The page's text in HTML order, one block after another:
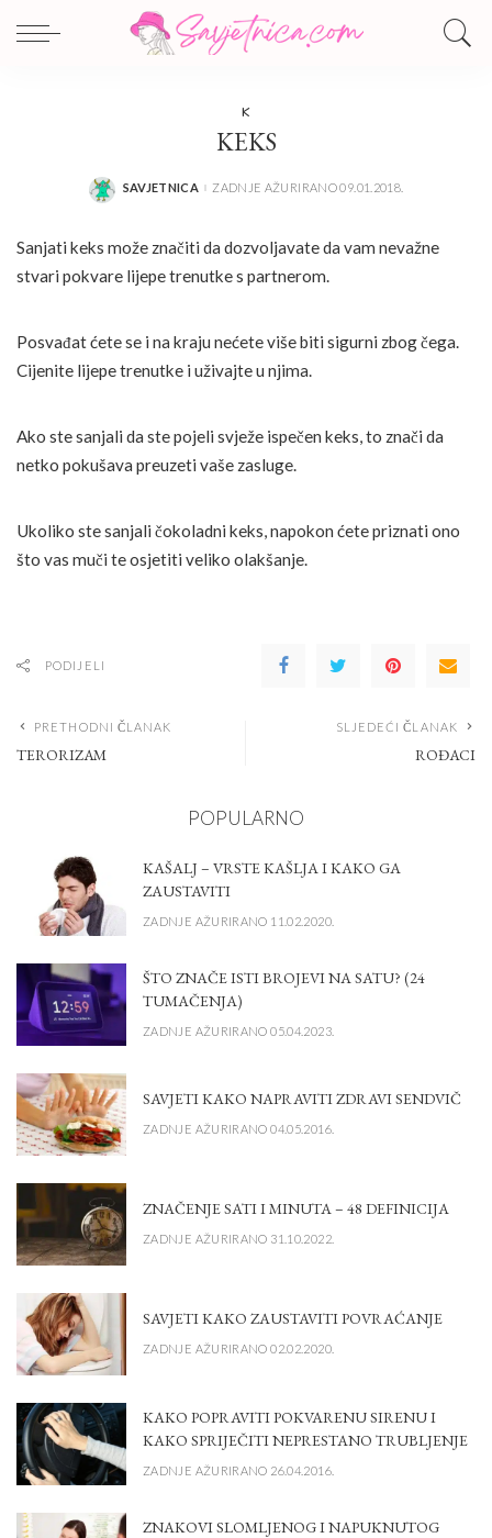
K
KEKS
POSTED
SAVJETNICA ZADNJE AŽURIRANO 09.01.2018.
Sanjati keks može značiti da dozvoljavate da vam nevažne
stvari pokvare lijepe trenutke s partnerom.
Posvađat ćete se i na kraju nećete više biti sigurni zbog čega.
Cijenite lijepe trenutke i uživajte u njima.
Ako ste sanjali da ste pojeli svježe ispečen keks, to znači da
netko pokušava preuzeti vaše zasluge.
Ukoliko ste sanjali čokoladni keks, napokon ćete priznati ono
što vas muči te osjetiti veliko olakšanje.
PODIJELI
PRETHODNI ČLANAK
TERORIZAM
SLJEDEĆI ČLANAK
ROĐACI
POPULARNO
KAŠALJ – VRSTE KAŠLJA I KAKO GA
ZAUSTAVITI
ZADNJE AŽURIRANO 11.02.2020.
ŠTO ZNAČE ISTI BROJEVI NA SATU? (24
TUMAČENJA)
ZADNJE AŽURIRANO 05.04.2023.
SAVJETI KAKO NAPRAVITI ZDRAVI SENDVIČ
ZADNJE AŽURIRANO 04.05.2016.
ZNAČENJE SATI I MINUTA – 48 DEFINICIJA
ZADNJE AŽURIRANO 31.10.2022.
SAVJETI KAKO ZAUSTAVITI POVRAĆANJE
ZADNJE AŽURIRANO 02.02.2020.
KAKO POPRAVITI POKVARENU SIRENU I
KAKO SPRIJEČITI NEPRESTANO TRUBLJENJE
ZADNJE AŽURIRANO 26.04.2016.
ZNAKOVI SLOMLJENOG I NAPUKNUTOG